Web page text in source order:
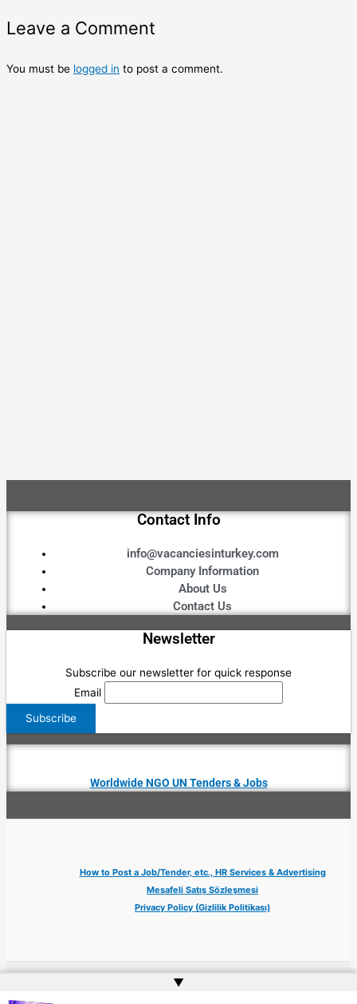
Leave a Comment
You must be logged in to post a comment.
Contact Info
info@vacanciesinturkey.com
Company Information
About Us
Contact Us
Newsletter
Subscribe our newsletter for quick response
Email
Worldwide NGO UN Tenders & Jobs
How to Post a Job/Tender, etc., HR Services & Advertising
Mesafeli Satış Sözleşmesi
Privacy Policy (Gizlilik Politikası)
▲